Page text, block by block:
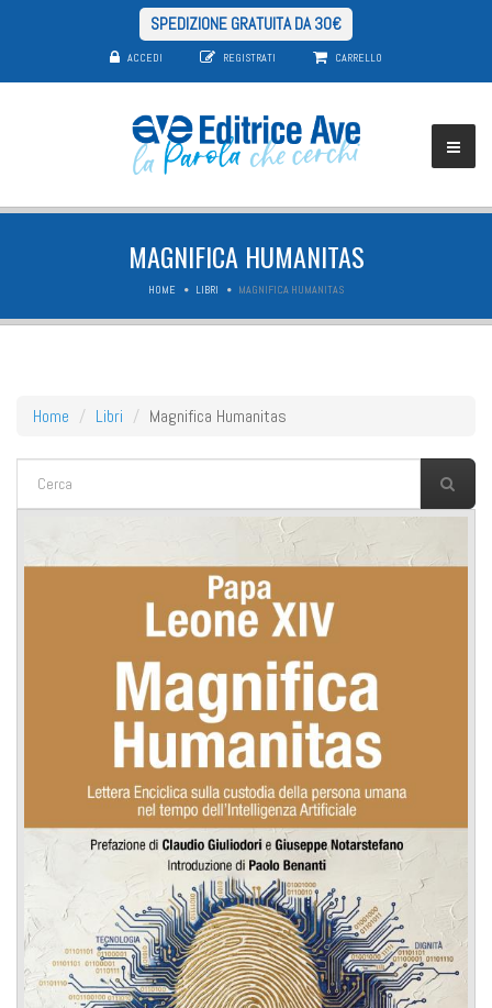
SPEDIZIONE GRATUITA DA 30€
ACCEDI REGISTRATI CARRELLO
MAGNIFICA HUMANITAS
HOME LIBRI MAGNIFICA HUMANITAS
Home Libri Magnifica Humanitas
FORM DI RICERCA